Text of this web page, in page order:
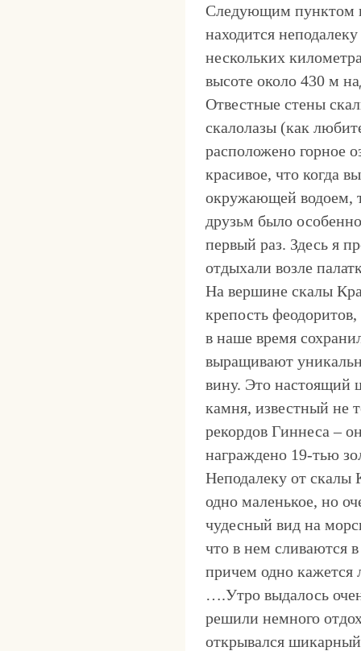
Следующим пунктом
находится
нескольких
высоте около 430 м
Отвестные стены
скалолазы (как
расположено горное
красивое, что когда
окружающей водоем,
друзьм было
первый раз. Здесь я
отдыхали возле
На вершине скалы
крепость
в наше время
выращивают
вину. Это настоящий
камня, известный не
рекордов Гиннеса –
награждено 19-тью
Неподалеку от скалы
одно маленькое, но
чудесный вид на
что в нем сливаются
причем одно кажется
….Утро выдалось
решили немного
открывался